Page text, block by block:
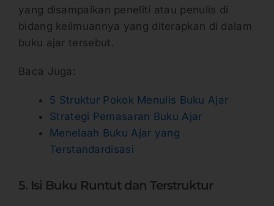
yang disampaikan peneliti atau penulis di
bidang keilmuannya yang diterapkan di dalam
buku ajar tersebut.
Baca Juga:
5 Struktur Pokok Menulis Buku Ajar
Strategi Pemasaran Buku Ajar
Menelaah Buku Ajar yang
Terstandardisasi
5. Isi Buku Runtut dan Terstruktur